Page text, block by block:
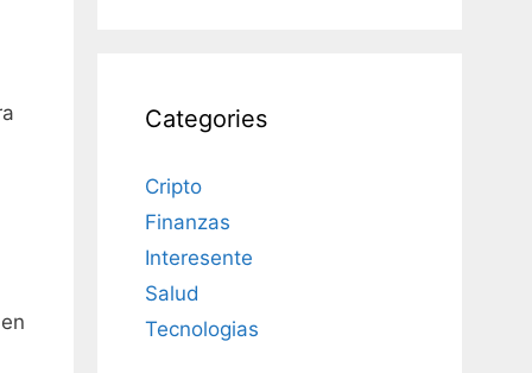
Categories
Cripto
Finanzas
Interesente
Salud
Tecnologias